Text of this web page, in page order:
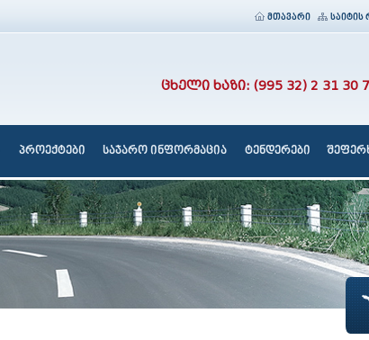
მთავარი საიტის
ცხელი ხაზი: (995 32) 2 31 30
პროექტები საჯარო ინფორმაცია ტენდერები